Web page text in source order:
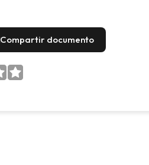
Compartir documento